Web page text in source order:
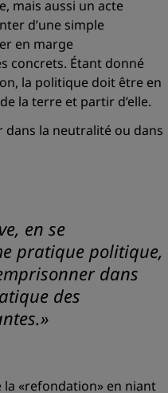
mais aussi un acte
d’une simple
en marge
concrets. Étant donné
la politique doit être en
la terre et partir d’elle.
dans la neutralité ou dans
en se
pratique politique,
dans
des
la «refondation» en niant